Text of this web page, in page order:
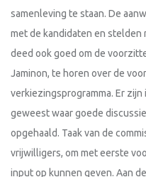
samenleving te staan. De
met de kandidaten en
deed ook goed om de
Jaminon, te horen over de
verkiezingsprogramma. Er
geweest waar goede
opgehaald. Taak van de
vrijwilligers, om met eerste
input op kunnen geven. Aan